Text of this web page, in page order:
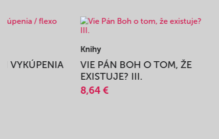
VYKÚPENIA
Knihy
VIE PÁN BOH O TOM, ŽE
EXISTUJE? III.
8,64 €